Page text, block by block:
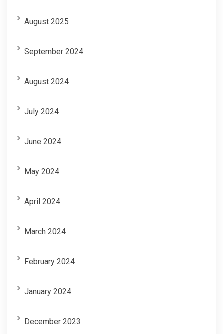
August 2025
September 2024
August 2024
July 2024
June 2024
May 2024
April 2024
March 2024
February 2024
January 2024
December 2023